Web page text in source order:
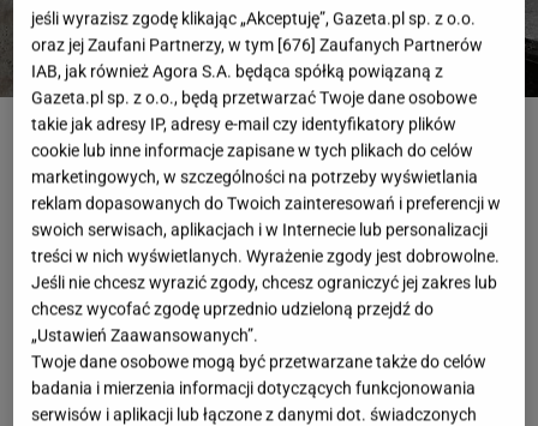
fot. Shutterstock/ Eugenia Lytvyn
OTWÓRZ GALERIĘ
Są takie buty, które od razu kojarzą mi się z
nonszalancją i luzem paryskich ulic. Wystarczy
spojrzeć na dziewczyny idące z kawą w dłoni po Rue
Saint-Honoré – prosta marynarka, jeansy i właśnie
one:klasyczne mokasyny,które wyglądają lekko, a
jednocześniedodają całej stylizacji elegancji.
jeśli wyrazisz zgodę klikając „Akceptuję”, Gazeta.pl sp. z o.o.
oraz jej Zaufani Partnerzy, w tym [676] Zaufanych Partnerów
IAB, jak również Agora S.A. będąca spółką powiązaną z
Gazeta.pl sp. z o.o., będą przetwarzać Twoje dane osobowe
takie jak adresy IP, adresy e-mail czy identyfikatory plików
cookie lub inne informacje zapisane w tych plikach do celów
marketingowych, w szczególności na potrzeby wyświetlania
reklam dopasowanych do Twoich zainteresowań i preferencji w
swoich serwisach, aplikacjach i w Internecie lub personalizacji
treści w nich wyświetlanych. Wyrażenie zgody jest dobrowolne.
Jeśli nie chcesz wyrazić zgody, chcesz ograniczyć jej zakres lub
chcesz wycofać zgodę uprzednio udzieloną przejdź do
„Ustawień Zaawansowanych”.
Twoje dane osobowe mogą być przetwarzane także do celów
badania i mierzenia informacji dotyczących funkcjonowania
serwisów i aplikacji lub łączone z danymi dot. świadczonych